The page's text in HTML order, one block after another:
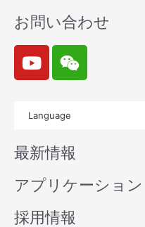
お問い合わせ
Y
o
u
b
e
W
e
i
n
Language
最新情報
アプリケーション
採用情報